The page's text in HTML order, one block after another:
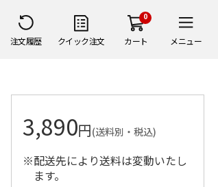
注文履歴 クイック注文
0
カート メニュー
3,890円(送料別・税込)
※配送先により送料は変動いたし
ます。